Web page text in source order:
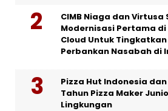
CIMB Niaga dan Virtusa
Modernisasi Pertama
Cloud Untuk
Perbankan Nasabah di
Pizza Hut Indonesia dan
Tahun Pizza Maker
Lingkungan